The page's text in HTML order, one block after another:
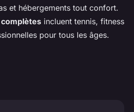
et hébergements tout confort.
incluent tennis, fitness
pour tous les âges.